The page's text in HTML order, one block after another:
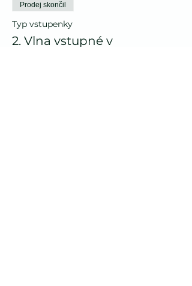
Prodej skončil
Typ vstupenky
2. Vlna vstupné v